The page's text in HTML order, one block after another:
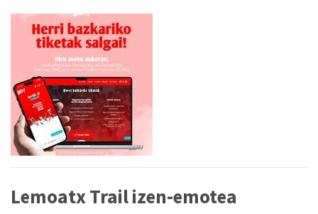
Lemoatx Trail izen-emotea